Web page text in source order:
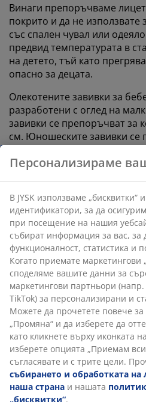
Винаги препоръчваме
покрито и да не използвате
със спален чувал или
предвид температурата в
на детето, тъй като
опасно за децата.
Олекотените завивки за
разработени с оглед на
завивки се препоръчват за
см. Юношеските завивки се
месеца нагоре. Дългата
още не са започнали
Детските завивки имат още
са прохладни през лятото и
леки, така че детето не се
си. И разбира се, бебешките
на JYSK са сертифицирани по
се перат.
Винаги трябва да спазвате
посочени на етикета на
има признаци на повреда,
JYSK предлага и наистина
бельо в различни стилове и
Персонализираме
В JYSK използваме „бисквитки“
идентификатори, за да
при посещение на нашия
събират информация за вас, за
функционалност, статистика и
Когато приемате маркетингови
споделяме вашите данни за
маркетингови партньори
TikTok) за персонализирани и
Можете да прочетете повече за
„Промяна“ и да изберете да
като кликнете върху иконката
изберете опцията „Приемам
съгласявате и с трите цели.
събирането и обработката
наша страна и нашата
„бисквитки“.